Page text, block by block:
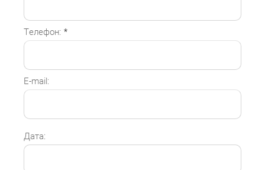
Телефон: *
E-mail:
Дата: